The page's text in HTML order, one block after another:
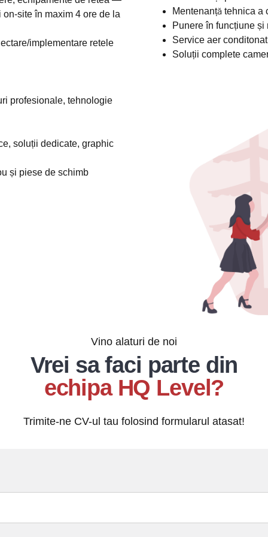
site în maxim 4 ore de la
implementare retele
profesionale, tehnologie
soluții dedicate, graphic
și piese de schimb
Mentenanță tehnica a
Punere în funcțiune
Service aer conditonat
Soluții complete
Vino alaturi de noi
Vrei sa faci parte din
echipa HQ Level?
Trimite-ne CV-ul tau folosind formularul atasat!